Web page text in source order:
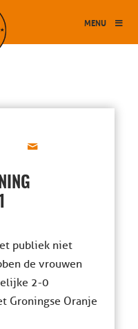
MENU
publiek niet
de vrouwen
2-0
Groningse Oranje